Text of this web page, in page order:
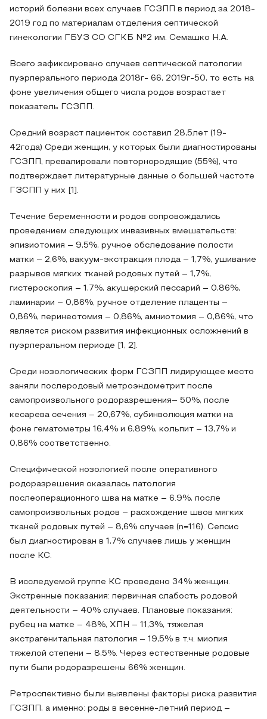
историй болезни всех случаев ГСЗПП в период за 2018-
2019 год по материалам отделения септической
гинекологии ГБУЗ СО СГКБ №2 им. Семашко Н.А.
Всего зафиксировано случаев септической патологии
пуэрперального периода 2018г- 66, 2019г-50, то есть на
фоне увеличения общего числа родов возрастает
показатель ГСЗПП.
Средний возраст пациенток составил 28,5лет (19-
42года) Среди женщин, у которых были диагностированы
ГСЗПП, превалировали повторнородящие (55%), что
подтверждает литературные данные о большей частоте
ГЗСПП у них [1].
Течение беременности и родов сопровождались
проведением следующих инвазивных вмешательств:
эпизиотомия – 9,5%, ручное обследование полости
матки – 2,6%, вакуум-экстракция плода – 1,7%, ушивание
разрывов мягких тканей родовых путей – 1,7%,
гистероскопия – 1,7%, акушерский пессарий – 0,86%,
ламинарии – 0,86%, ручное отделение плаценты –
0,86%, перинеотомия – 0,86%, амниотомия – 0,86%, что
является риском развития инфекционных осложнений в
пуэрперальном периоде [1, 2].
Среди нозологических форм ГСЗПП лидирующее место
заняли послеродовый метроэндометрит после
самопроизвольного родоразрешения– 50%, после
кесарева сечения – 20,67%, субинволюция матки на
фоне гематометры 16,4% и 6,89%, кольпит – 13,7% и
0,86% соответственно.
Специфической нозологией после оперативного
родоразрешения оказалась патология
послеоперационного шва на матке – 6.9%, после
самопроизвольных родов – расхождение швов мягких
тканей родовых путей – 8,6% случаев (n=116). Сепсис
был диагностирован в 1,7% случаев лишь у женщин
после КС.
В исследуемой группе КС проведено 34% женщин.
Экстренные показания: первичная слабость родовой
деятельности – 40% случаев. Плановые показания:
рубец на матке – 48%, ХПН – 11,3%, тяжелая
экстрагенитальная патология – 19,5% в т.ч. миопия
тяжелой степени – 8,5%. Через естественные родовые
пути были родоразрешены 66% женщин.
Ретроспективно были выявлены факторы риска развития
ГСЗПП, а именно: роды в весенне-летний период –